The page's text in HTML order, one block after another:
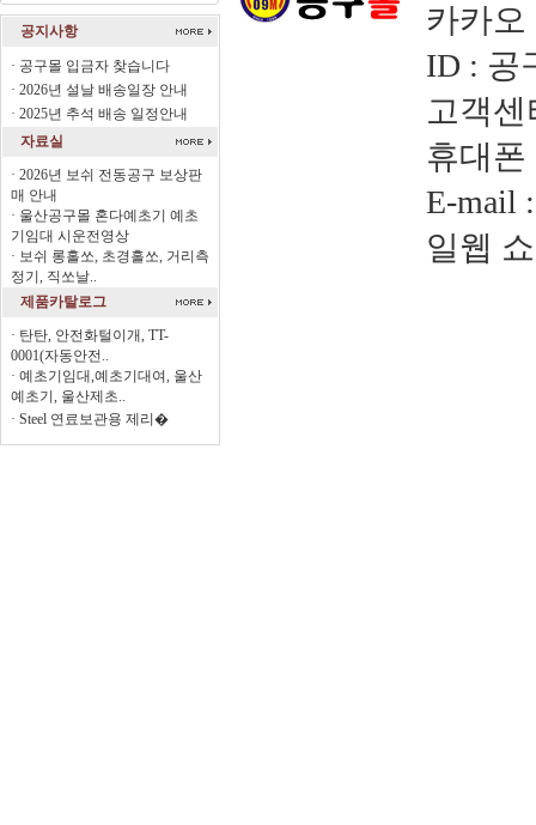
공지사항
· 공구몰 입금자 찾습니다
· 2026년 설날 배송일장 안내
· 2025년 추석 배송 일정안내
자료실
· 2026년 보쉬 전동공구 보상판
매 안내
· 울산공구몰 혼다예초기 예초
기임대 시운전영상
· 보쉬 롱홀쏘, 초경홀쏘, 거리측
정기, 직쏘날..
제품카탈로그
· 탄탄, 안전화털이개, TT-
0001(자동안전..
· 예초기임대,예초기대여, 울산
예초기, 울산제초..
· Steel 연료보관용 제리�
카카
ID : 공
고객
휴대
E-mail
일웹